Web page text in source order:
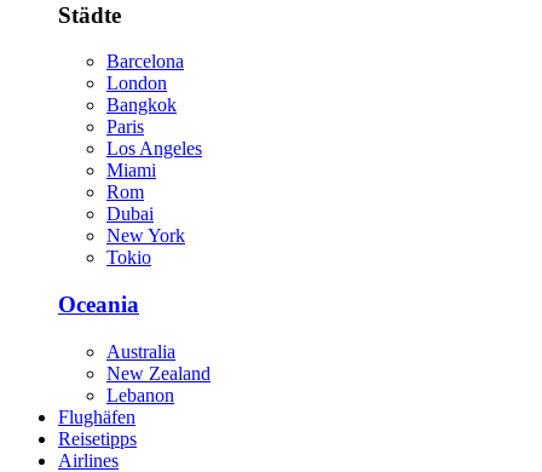
Städte
Barcelona
London
Bangkok
Paris
Los Angeles
Miami
Rom
Dubai
New York
Tokio
Oceania
Australia
New Zealand
Lebanon
Flughäfen
Reisetipps
Airlines